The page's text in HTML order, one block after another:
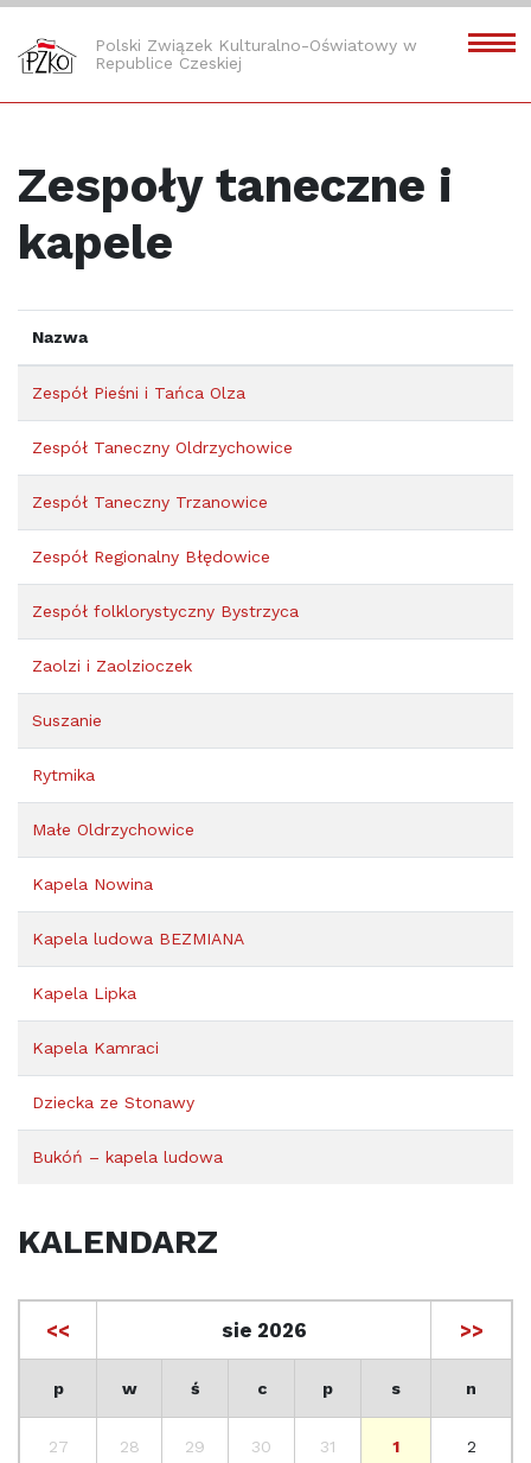
Polski Związek Kulturalno-Oświatowy w
Republice Czeskiej
Zespoły taneczne i
kapele
Nazwa
Zespół Pieśni i Tańca Olza
Zespół Taneczny Oldrzychowice
Zespół Taneczny Trzanowice
Zespół Regionalny Błędowice
Zespół folklorystyczny Bystrzyca
Zaolzi i Zaolzioczek
Suszanie
Rytmika
Małe Oldrzychowice
Kapela Nowina
Kapela ludowa BEZMIANA
Kapela Lipka
Kapela Kamraci
Dziecka ze Stonawy
Bukóń – kapela ludowa
KALENDARZ
<< sie 2026 >>
p w ś c p s n
27 28 29 30 31 1 2